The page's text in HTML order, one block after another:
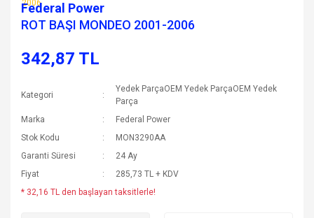
Federal Power
ROT BAŞI MONDEO 2001-2006
342,87 TL
Kategori
Yedek ParçaOEM Yedek ParçaOEM Yedek
Parça
Marka
Federal Power
Stok Kodu
MON3290AA
Garanti Süresi
24 Ay
Fiyat
285,73 TL + KDV
* 32,16 TL den başlayan taksitlerle!